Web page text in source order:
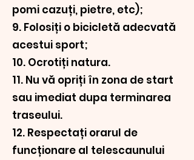
pomi cazuți, pietre, etc);
9. Folosiți o bicicletă adecvată
acestui sport;
10. Ocrotiți natura.
11. Nu vă opriți în zona de start
sau imediat dupa terminarea
traseului.
12. Respectați orarul de
funcționare al telescaunului